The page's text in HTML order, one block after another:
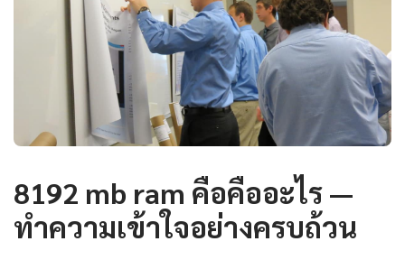
8192 mb ram คือคืออะไร —
ทำความเข้าใจอย่างครบถ้วน